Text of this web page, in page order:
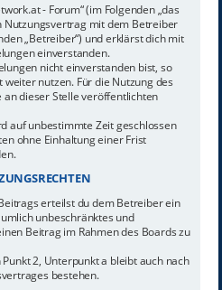
- Forum“ (im Folgenden „das
Nutzungsvertrag mit dem Betreiber
„Betreiber“) und erklärst dich mit
einverstanden.
nicht einverstanden bist, so
nutzen. Für die Nutzung des
an dieser Stelle veröffentlichten
auf unbestimmte Zeit geschlossen
ohne Einhaltung einer Frist
erteilst du dem Betreiber ein
unbeschränktes und
Beitrag im Rahmen des Boards zu
2, Unterpunkt a bleibt auch nach
bestehen.